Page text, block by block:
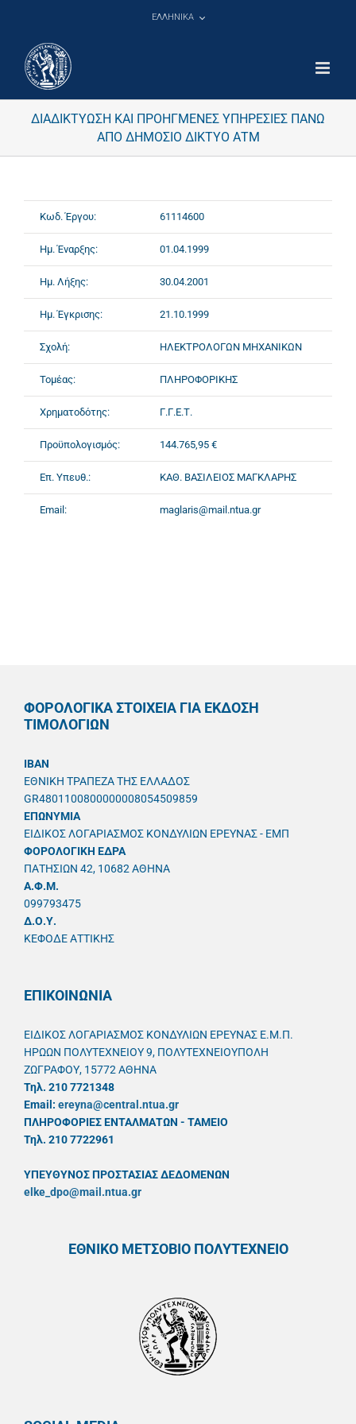
ΕΛΛΗΝΙΚΑ
ΔΙΑΔΙΚΤΥΩΣΗ ΚΑΙ ΠΡΟΗΓΜΕΝΕΣ ΥΠΗΡΕΣΙΕΣ ΠΑΝΩ
ΑΠΟ ΔΗΜΟΣΙΟ ΔΙΚΤΥΟ ΑΤΜ
Κωδ. Έργου: 61114600
Ημ. Έναρξης: 01.04.1999
Ημ. Λήξης: 30.04.2001
Ημ. Έγκρισης: 21.10.1999
Σχολή: ΗΛΕΚΤΡΟΛΟΓΩΝ ΜΗΧΑΝΙΚΩΝ
Τομέας: ΠΛΗΡΟΦΟΡΙΚΗΣ
Χρηματοδότης: Γ.Γ.Ε.Τ.
Προϋπολογισμός: 144.765,95 €
Επ. Υπευθ.: ΚΑΘ. ΒΑΣΙΛΕΙΟΣ ΜΑΓΚΛΑΡΗΣ
Email: maglaris@mail.ntua.gr
ΦΟΡΟΛΟΓΙΚΑ ΣΤΟΙΧΕΙΑ ΓΙΑ ΕΚΔΟΣΗ
ΤΙΜΟΛΟΓΙΩΝ
IBAN
ΕΘΝΙΚΗ ΤΡΑΠΕΖΑ ΤΗΣ ΕΛΛΑΔΟΣ
GR4801100800000008054509859
ΕΠΩΝΥΜΙΑ
ΕΙΔΙΚΟΣ ΛΟΓΑΡΙΑΣΜΟΣ ΚΟΝΔΥΛΙΩΝ ΕΡΕΥΝΑΣ - ΕΜΠ
ΦΟΡΟΛΟΓΙΚΗ ΕΔΡΑ
ΠΑΤΗΣΙΩΝ 42, 10682 ΑΘΗΝΑ
A.Φ.Μ.
099793475
Δ.Ο.Υ.
ΚΕΦΟΔΕ ΑΤΤΙΚΗΣ
ΕΠΙΚΟΙΝΩΝΙΑ
ΕΙΔΙΚΟΣ ΛΟΓΑΡΙΑΣΜΟΣ ΚΟΝΔΥΛΙΩΝ ΕΡΕΥΝΑΣ Ε.Μ.Π.
ΗΡΩΩΝ ΠΟΛΥΤΕΧΝΕΙΟΥ 9, ΠΟΛΥΤΕΧΝΕΙΟΥΠΟΛΗ
ΖΩΓΡΑΦΟΥ, 15772 ΑΘΗΝΑ
Τηλ. 210 7721348
Email: ereyna@central.ntua.gr
ΠΛΗΡΟΦΟΡΙΕΣ ΕΝΤΑΛΜΑΤΩΝ - ΤΑΜΕΙΟ
Τηλ. 210 7722961
ΥΠΕΥΘYΝΟΣ ΠΡΟΣΤΑΣΙΑΣ ΔΕΔΟΜΕΝΩΝ
elke_dpo@mail.ntua.gr
ΕΘΝΙΚΟ ΜΕΤΣΟΒΙΟ ΠΟΛΥΤΕΧΝΕΙΟ